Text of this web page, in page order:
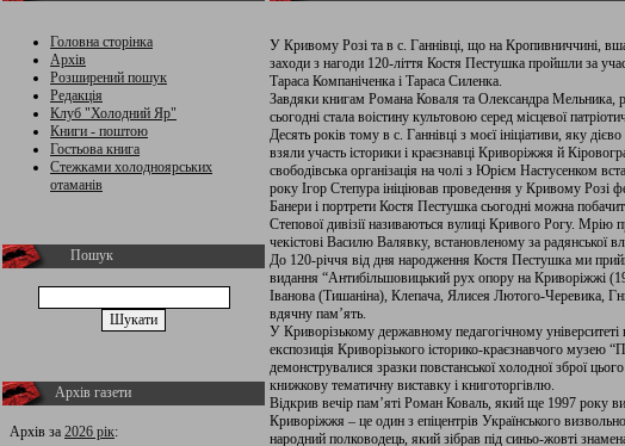
Головна сторінка
Архів
Розширений пошук
Редакція
Клуб "Холодний Яр"
Книги - поштою
Гостьова книга
Стежками холодноярських
отаманів
Пошук
Архів газети
Архів за 2026 рік:
У Кривому Розі та в с. Ганнівці, що на Кропивниччині,
заходи з нагоди 120-ліття Костя Пестушка пройшли за
Тараса Компаніченка і Тараса Силенка.
Завдяки книгам Романа Коваля та Олександра Мельника,
сьогодні стала воістину культовою серед місцевої
Десять років тому в с. Ганнівці з моєї ініціативи, яку
взяли участь історики і краєзнавці Криворіжжя й
свободівська організація на чолі з Юрієм Настусенком
року Ігор Степура ініціював проведення у Кривому Розі
Банери і портрети Костя Пестушка сьогодні можна
Степової дивізії називаються вулиці Кривого Рогу.
чекістові Василю Валявку, встановленому за радянської
До 120-річчя від дня народження Костя Пестушка ми
видання “Антибільшовицький рух опору на Криворіжжі
Іванова (Тишаніна), Клепача, Ялисея Лютого-Черевика,
вдячну пам’ять.
У Криворізькому державному педагогічному
експозиція Криворізького історико-краєзнавчого музею
демонструвалися зразки повстанської холодної зброї
книжкову тематичну виставку і книготоргівлю.
Відкрив вечір пам’яті Роман Коваль, який ще 1997 року
Криворіжжя – це один з епіцентрів Українського
народний полководець, який зібрав під синьо-жовті